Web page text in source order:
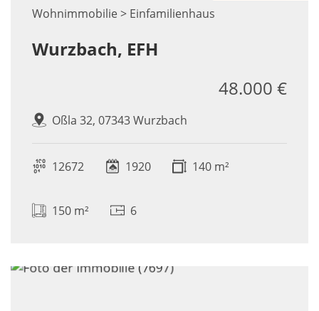
Wohnimmobilie > Einfamilienhaus
Wurzbach, EFH
Oßla 32, 07343 Wurzbach
48.000 €
12672 1920 140 m²
150 m² 6